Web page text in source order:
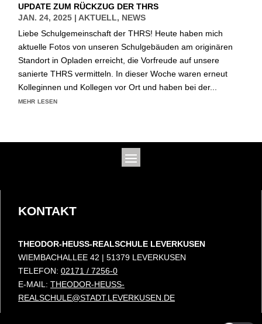
UPDATE ZUM RÜCKZUG DER THRS
JAN. 24, 2025 | AKTUELL, NEWS
Liebe Schulgemeinschaft der THRS! Heute haben mich
aktuelle Fotos von unseren Schulgebäuden am originären
Standort in Opladen erreicht, die Vorfreude auf unsere
sanierte THRS vermitteln. In dieser Woche waren erneut
Kolleginnen und Kollegen vor Ort und haben bei der...
mehr lesen
KONTAKT
THEODOR-HEUSS-REALSCHULE LEVERKUSEN
WIEMBACHALLEE 42 | 51379 LEVERKUSEN
TELEFON: 02171 / 7256-0
E-MAIL: THEODOR-HEUSS-
REALSCHULE@STADT.LEVERKUSEN.DE